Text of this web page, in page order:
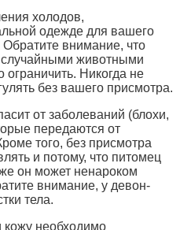
холодов,
одежде для вашего
внимание, что
животными
Никогда не
без вашего присмотра.
от заболеваний (блохи,
передаются от
того, без присмотра
и потому, что питомец
он может ненароком
внимание, у девон-
тела.
кожу необходимо